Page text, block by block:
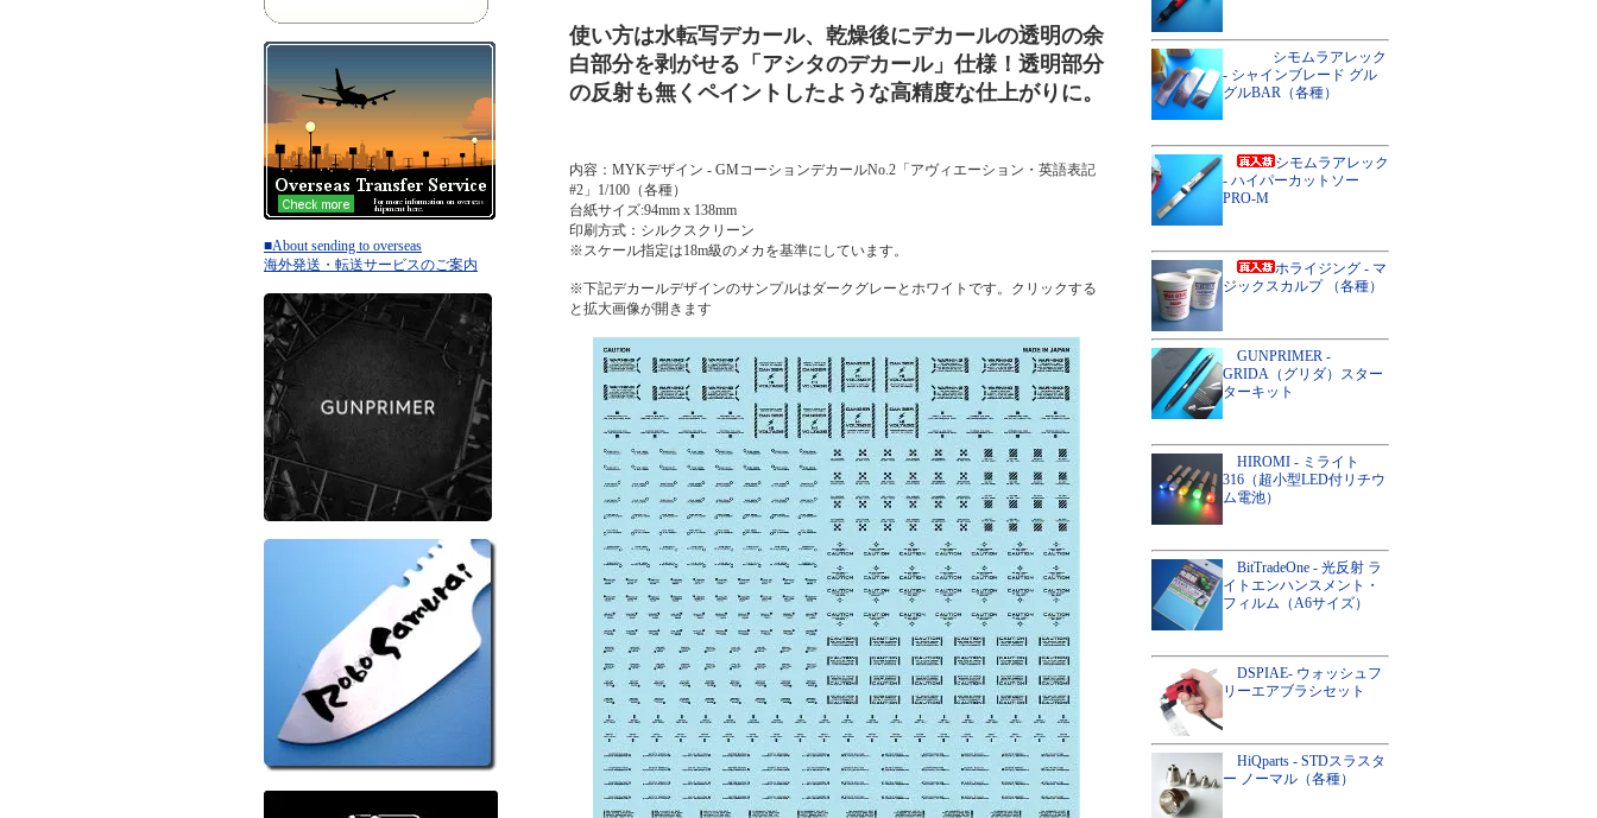
■About sending to overseas
海外発送・転送サービスのご案内
使い方は水転写デカール、乾燥後にデカールの透明の余
白部分を剥がせる「アシタのデカール」仕様！透明部分
の反射も無くペイントしたような高精度な仕上がりに。
内容：MYKデザイン - GMコーションデカールNo.2「アヴィエーション・英語表記
#2」1/100（各種）
台紙サイズ:94mm x 138mm
印刷方式：シルクスクリーン
※スケール指定は18m級のメカを基準にしています。
※下記デカールデザインのサンプルはダークグレーとホワイトです。クリックする
と拡大画像が開きます
シモムラアレック
- シャインブレード グル
グルBAR（各種）
シモムラアレック
- ハイパーカットソー
PRO-M
ホライジング - マ
ジックスカルプ （各種）
GUNPRIMER -
GRIDA（グリダ）スター
ターキット
HIROMI - ミライト
316（超小型LED付リチウ
ム電池）
BitTradeOne - 光反射 ラ
イトエンハンスメント・
フィルム（A6サイズ）
DSPIAE- ウォッシュフ
リーエアブラシセット
HiQparts - STDスラスタ
ー ノーマル（各種）